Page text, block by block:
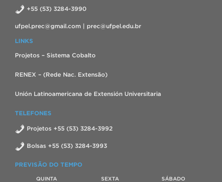
+55 (53) 3284-3990
ufpel.prec@gmail.com | prec@ufpel.edu.br
LINKS
Projetos – Sistema Cobalto
RENEX – (Rede Nac. Extensão)
Unión Latinoamericana de Extensión Universitaria
TELEFONES
Projetos +55 (53) 3284-3992
Bolsas +55 (53) 3284-3993
PREVISÃO DO TEMPO
QUINTA SEXTA SÁBADO